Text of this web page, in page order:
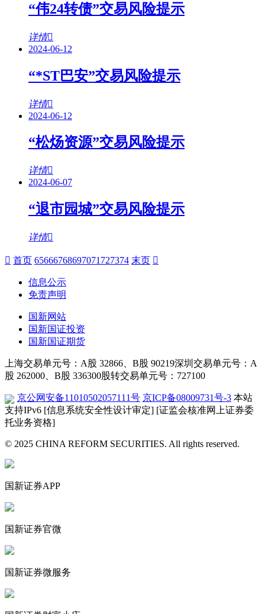
“伟24转债”交易风险提示
详情
2024-06-12
“*ST巴安”交易风险提示
详情
2024-06-12
“松炀资源”交易风险提示
详情
2024-06-07
“退市园城”交易风险提示
详情
首页 65666768697071 727374 末页
信息公示
免责声明
国新网站
国新国证投资
国新国证期货
上海交易单元号：A股 32866、B股 90219深圳交易单元号：A
股 262000、B股 336300股转交易单元号：727100
京公网安备11010502057111号 京ICP备08009731号-3 本站
支持IPv6 [信息系统安全性设计审定] [证监会核准网上证券委
托业务资格]
© 2025 CHINA REFORM SECURITIES. All rights reserved.
国新证券APP
国新证券官微
国新证券微服务